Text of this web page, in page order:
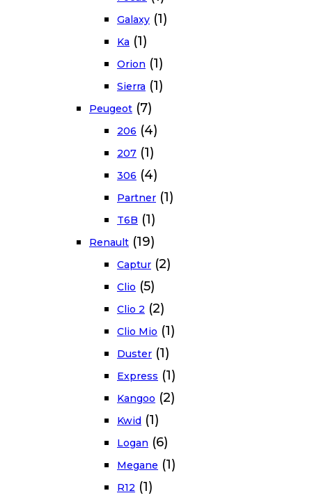
Galaxy (1)
Ka (1)
Orion (1)
Sierra (1)
Peugeot (7)
206 (4)
207 (1)
306 (4)
Partner (1)
T6B (1)
Renault (19)
Captur (2)
Clio (5)
Clio 2 (2)
Clio Mio (1)
Duster (1)
Express (1)
Kangoo (2)
Kwid (1)
Logan (6)
Megane (1)
R12 (1)